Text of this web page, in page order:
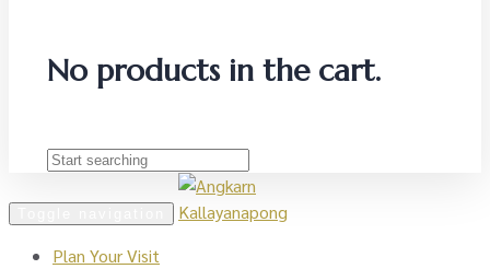
No products in the cart.
Plan Your Visit